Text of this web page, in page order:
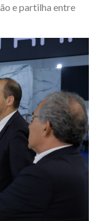
e partilha entre